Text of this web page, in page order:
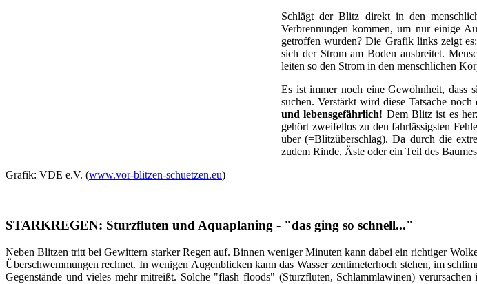
Schlägt der Blitz direkt in den
Verbrennungen kommen, um nur einige
getroffen wurden? Die Grafik links zeigt
sich der Strom am Boden ausbreitet.
leiten so den Strom in den menschlichen
Es ist immer noch eine Gewohnheit, dass
suchen. Verstärkt wird diese Tatsache
und lebensgefährlich! Dem Blitz ist es
gehört zweifellos zu den fahrlässigsten
über (=Blitzüberschlag). Da durch die
zudem Rinde, Äste oder ein Teil des
Grafik: VDE e.V. (www.vor-blitzen-schuetzen.eu)
STARKREGEN: Sturzfluten und Aquaplaning - "das ging so schnell..."
Neben Blitzen tritt bei Gewittern starker Regen auf. Binnen weniger Minuten kann dabei ein richtiger
Überschwemmungen rechnet. In wenigen Augenblicken kann das Wasser zentimeterhoch stehen, im
Gegenstände und vieles mehr mitreißt. Solche "flash floods" (Sturzfluten, Schlammlawinen)